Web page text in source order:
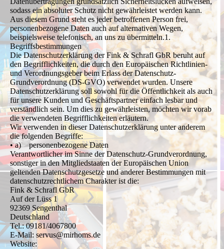
sodass ein absoluter Schutz nicht gewährleistet werden kann.
Aus diesem Grund steht es jeder betroffenen Person frei,
personenbezogene Daten auch auf alternativen Wegen,
beispielsweise telefonisch, an uns zu übermitteln.1.
Begriffsbestimmungen
Die Datenschutzerklärung der Fink & Schrafl GbR beruht auf
den Begrifflichkeiten, die durch den Europäischen Richtlinien-
und Verordnungsgeber beim Erlass der Datenschutz-
Grundverordnung (DS-GVO) verwendet wurden. Unsere
Datenschutzerklärung soll sowohl für die Öffentlichkeit als auch
für unsere Kunden und Geschäftspartner einfach lesbar und
verständlich sein. Um dies zu gewährleisten, möchten wir vorab
die verwendeten Begrifflichkeiten erläutern.
Wir verwenden in dieser Datenschutzerklärung unter anderem
die folgenden Begriffe:
• a) personenbezogene Daten
Verantwortlicher im Sinne der Datenschutz-Grundverordnung,
sonstiger in den Mitgliedstaaten der Europäischen Union
geltenden Datenschutzgesetze und anderer Bestimmungen mit
datenschutzrechtlichem Charakter ist die:
Fink & Schrafl GbR
Auf der Lüss 1
92369 Sengenthal
Deutschland
Tel.: 09181/4067800
E-Mail: servus@mirhoms.de
Website: